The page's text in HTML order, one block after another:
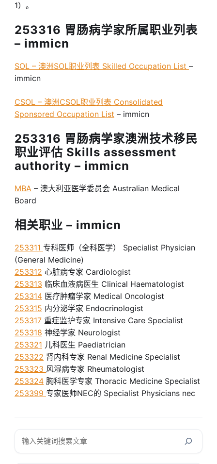
1）。
253316 胃肠病学家所属职业列表
– immicn
SOL – 澳洲SOL职业列表 Skilled Occupation List –
immicn
CSOL – 澳洲CSOL职业列表 Consolidated
Sponsored Occupation List – immicn
253316 胃肠病学家澳洲技术移民
职业评估 Skills assessment
authority – immicn
MBA – 澳大利亚医学委员会 Australian Medical
Board
相关职业 – immicn
253311 专科医师（全科医学） Specialist Physician
(General Medicine)
253312 心脏病专家 Cardiologist
253313 临床血液病医生 Clinical Haematologist
253314 医疗肿瘤学家 Medical Oncologist
253315 内分泌学家 Endocrinologist
253317 重症监护专家 Intensive Care Specialist
253318 神经学家 Neurologist
253321 儿科医生 Paediatrician
253322 肾内科专家 Renal Medicine Specialist
253323 风湿病专家 Rheumatologist
253324 胸科医学专家 Thoracic Medicine Specialist
253399 专家医师NEC的 Specialist Physicians nec
搜